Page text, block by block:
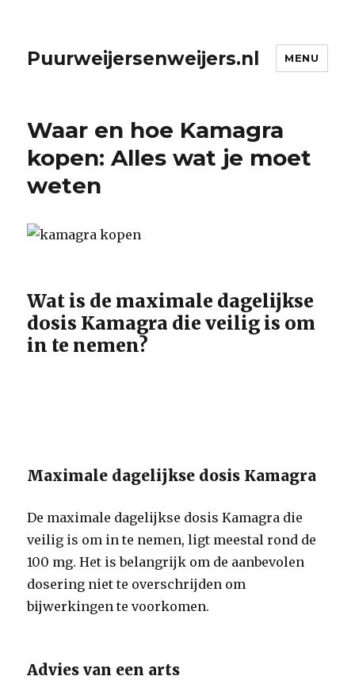
Puurweijersenweijers.nl MENU
Waar en hoe Kamagra
kopen: Alles wat je moet
weten
Wat is de maximale dagelijkse
dosis Kamagra die veilig is om
in te nemen?
Maximale dagelijkse dosis Kamagra
De maximale dagelijkse dosis Kamagra die
veilig is om in te nemen, ligt meestal rond de
100 mg. Het is belangrijk om de aanbevolen
dosering niet te overschrijden om
bijwerkingen te voorkomen.
Advies van een arts